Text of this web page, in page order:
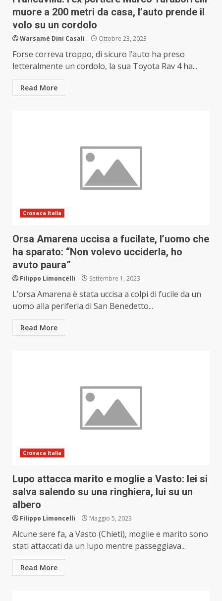
muore a 200 metri da casa, l’auto prende il
volo su un cordolo
Warsamé Dini Casali Ottobre 23, 2023
Forse correva troppo, di sicuro l’auto ha preso
letteralmente un cordolo, la sua Toyota Rav 4 ha...
Read More
Cronaca Italia
Orsa Amarena uccisa a fucilate, l’uomo che
ha sparato: “Non volevo ucciderla, ho
avuto paura”
Filippo Limoncelli Settembre 1, 2023
L’orsa Amarena è stata uccisa a colpi di fucile da un
uomo alla periferia di San Benedetto...
Read More
Cronaca Italia
Lupo attacca marito e moglie a Vasto: lei si
salva salendo su una ringhiera, lui su un
albero
Filippo Limoncelli Maggio 5, 2023
Alcune sere fa, a Vasto (Chieti), moglie e marito sono
stati attaccati da un lupo mentre passeggiava...
Read More